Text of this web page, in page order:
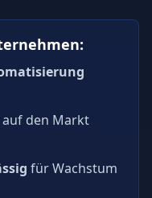
auf den Markt
für Wachstum